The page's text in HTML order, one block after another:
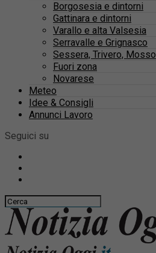
Borgosesia e dintorni
Gattinara e dintorni
Varallo e alta Valsesia
Serravalle e Grignasco
Sessera, Trivero, Mosso
Fuori zona
Novarese
Meteo
Idee & Consigli
Annunci Lavoro
Seguici su